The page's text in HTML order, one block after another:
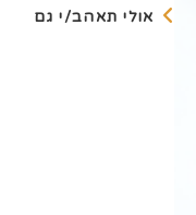
אולי תאהב/י גם